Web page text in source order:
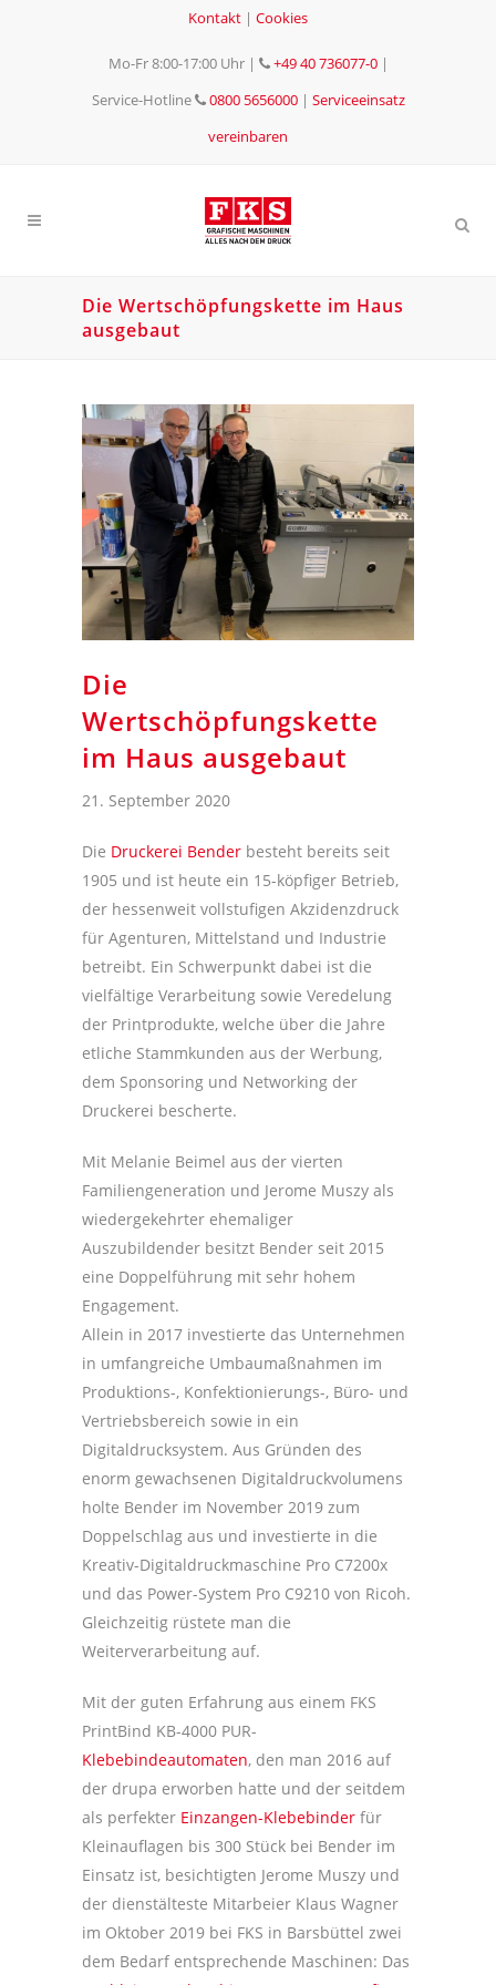
Kontakt | Cookies
Mo-Fr 8:00-17:00 Uhr| +49 40 736077-0|
Service-Hotline
0800 5656000| Serviceeinsatz
vereinbaren
Die Wertschöpfungskette im Haus
ausgebaut
Die
Wertschöpfungskette
im Haus ausgebaut
21. September 2020
Die Druckerei Bender besteht bereits seit
1905 und ist heute ein 15-köpfiger Betrieb,
der hessenweit vollstufigen Akzidenzdruck
für Agenturen, Mittelstand und Industrie
betreibt. Ein Schwerpunkt dabei ist die
vielfältige Verarbeitung sowie Veredelung
der Printprodukte, welche über die Jahre
etliche Stammkunden aus der Werbung,
dem Sponsoring und Networking der
Druckerei bescherte.
Mit Melanie Beimel aus der vierten
Familiengeneration und Jerome Muszy als
wiedergekehrter ehemaliger
Auszubildender besitzt Bender seit 2015
eine Doppelführung mit sehr hohem
Engagement.
Allein in 2017 investierte das Unternehmen
in umfangreiche Umbaumaßnahmen im
Produktions-, Konfektionierungs-, Büro- und
Vertriebsbereich sowie in ein
Digitaldrucksystem. Aus Gründen des
enorm gewachsenen Digitaldruckvolumens
holte Bender im November 2019 zum
Doppelschlag aus und investierte in die
Kreativ-Digitaldruckmaschine Pro C7200x
und das Power-System Pro C9210 von Ricoh.
Gleichzeitig rüstete man die
Weiterverarbeitung auf.
Mit der guten Erfahrung aus einem FKS
PrintBind KB-4000 PUR-
Klebebindeautomaten, den man 2016 auf
der drupa erworben hatte und der seitdem
als perfekter Einzangen-Klebebinder für
Kleinauflagen bis 300 Stück bei Bender im
Einsatz ist, besichtigten Jerome Muszy und
der dienstälteste Mitarbeier Klaus Wagner
im Oktober 2019 bei FKS in Barsbüttel zwei
dem Bedarf entsprechende Maschinen: Das